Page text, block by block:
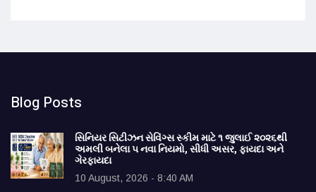
Blog Posts
સિનિયર સિટીઝન સેવિંગ્સ સ્કીમ માટે ૧ જુલાઈ ૨૦૨૬થી
અમલી બનેલા ૫ નવા નિયમો, સીધી અસર, ફાયદા અને
ગેરફાયદા
10 August, 2026 - 8:40 AM